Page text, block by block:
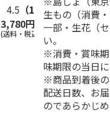
4.5 （102）
3,780円
(送料・税込)
4.7（
4,150
(送料・税
生もの（消費
一部・生花（
い。
※消費・賞味
味期限の当日
※商品到着後
配送日数、お
のであらかじ